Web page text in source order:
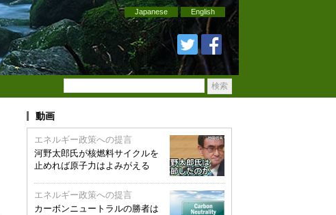
Japanese English
動画
エネルギー政策への提言
河野太郎氏が核燃料サイクルを
止めれば原子力はよみがえる
エネルギー政策への提言
カーボンニュートラルの勝者は